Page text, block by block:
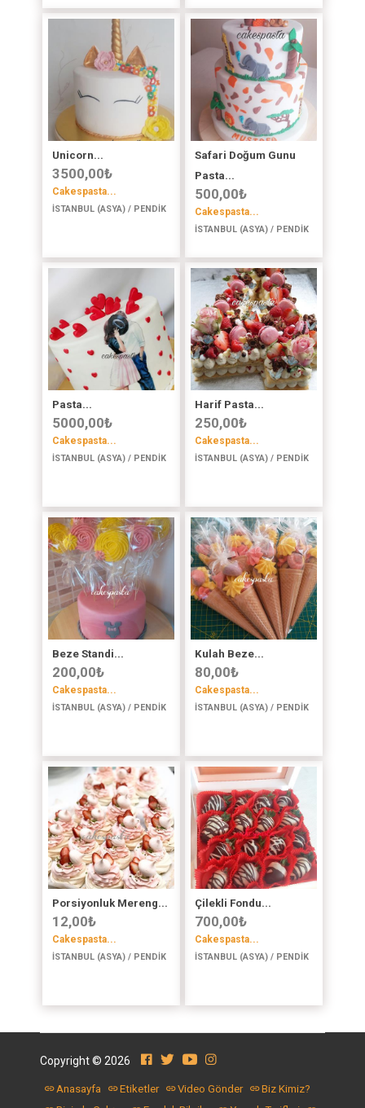
Unicorn...
3500,00₺
Cakespasta...
İSTANBUL (ASYA) / PENDİK
Safari Doğum Gunu
Pasta...
500,00₺
Cakespasta...
İSTANBUL (ASYA) / PENDİK
Pasta...
5000,00₺
Cakespasta...
İSTANBUL (ASYA) / PENDİK
Harif Pasta...
250,00₺
Cakespasta...
İSTANBUL (ASYA) / PENDİK
Beze Standi...
200,00₺
Cakespasta...
İSTANBUL (ASYA) / PENDİK
Kulah Beze...
80,00₺
Cakespasta...
İSTANBUL (ASYA) / PENDİK
Porsiyonluk Mereng...
12,00₺
Cakespasta...
İSTANBUL (ASYA) / PENDİK
Çilekli Fondu...
700,00₺
Cakespasta...
İSTANBUL (ASYA) / PENDİK
Copyright © 2026
Anasayfa Etiketler Video Gönder
Biz Kimiz?